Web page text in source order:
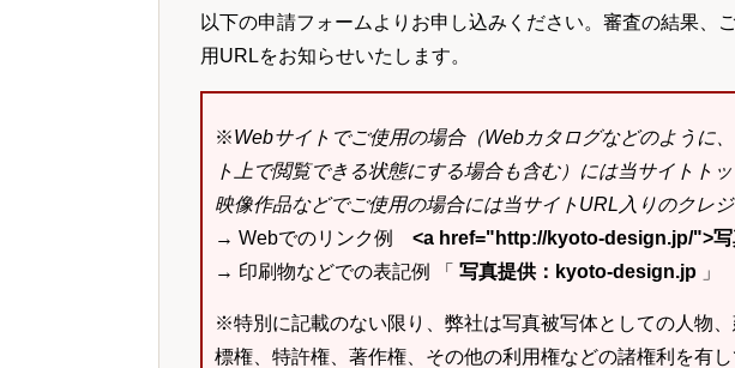
以下の申請フォームよりお申し込みください。審査の結果、
用URLをお知らせいたします。
※Webサイトでご使用の場合（Webカタログなどのように
ト上で閲覧できる状態にする場合も含む）には当サイトト
映像作品などでご使用の場合には当サイトURL入りのクレジ
→ Webでのリンク例 <a href="http://kyoto-design.jp/">
→ 印刷物などでの表記例 「 写真提供：kyoto-design.jp 」
※特別に記載のない限り、弊社は写真被写体としての人物
標権、特許権、著作権、その他の利用権などの諸権利を有し